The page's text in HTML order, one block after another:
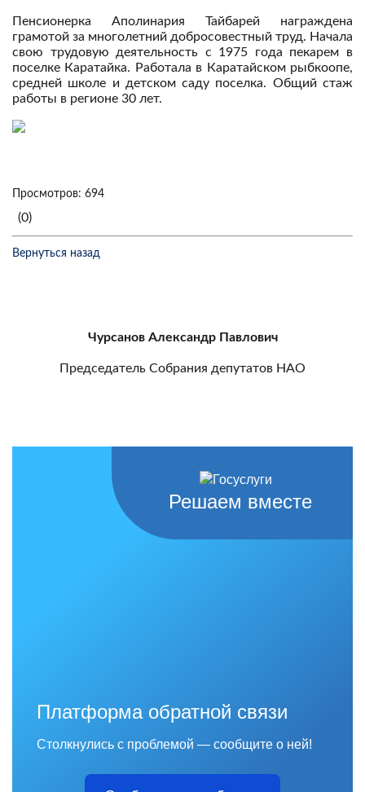
Пенсионерка Аполинария Тайбарей награждена
грамотой за многолетний добросовестный труд. Начала
свою трудовую деятельность с 1975 года пекарем в
поселке Каратайка. Работала в Каратайском рыбкоопе,
средней школе и детском саду поселка. Общий стаж
работы в регионе 30 лет.
Просмотров: 694
(0)
Вернуться назад
Чурсанов Александр Павлович
Председатель Собрания депутатов НАО
Решаем вместе
Платформа обратной связи
Столкнулись с проблемой — сообщите о ней!